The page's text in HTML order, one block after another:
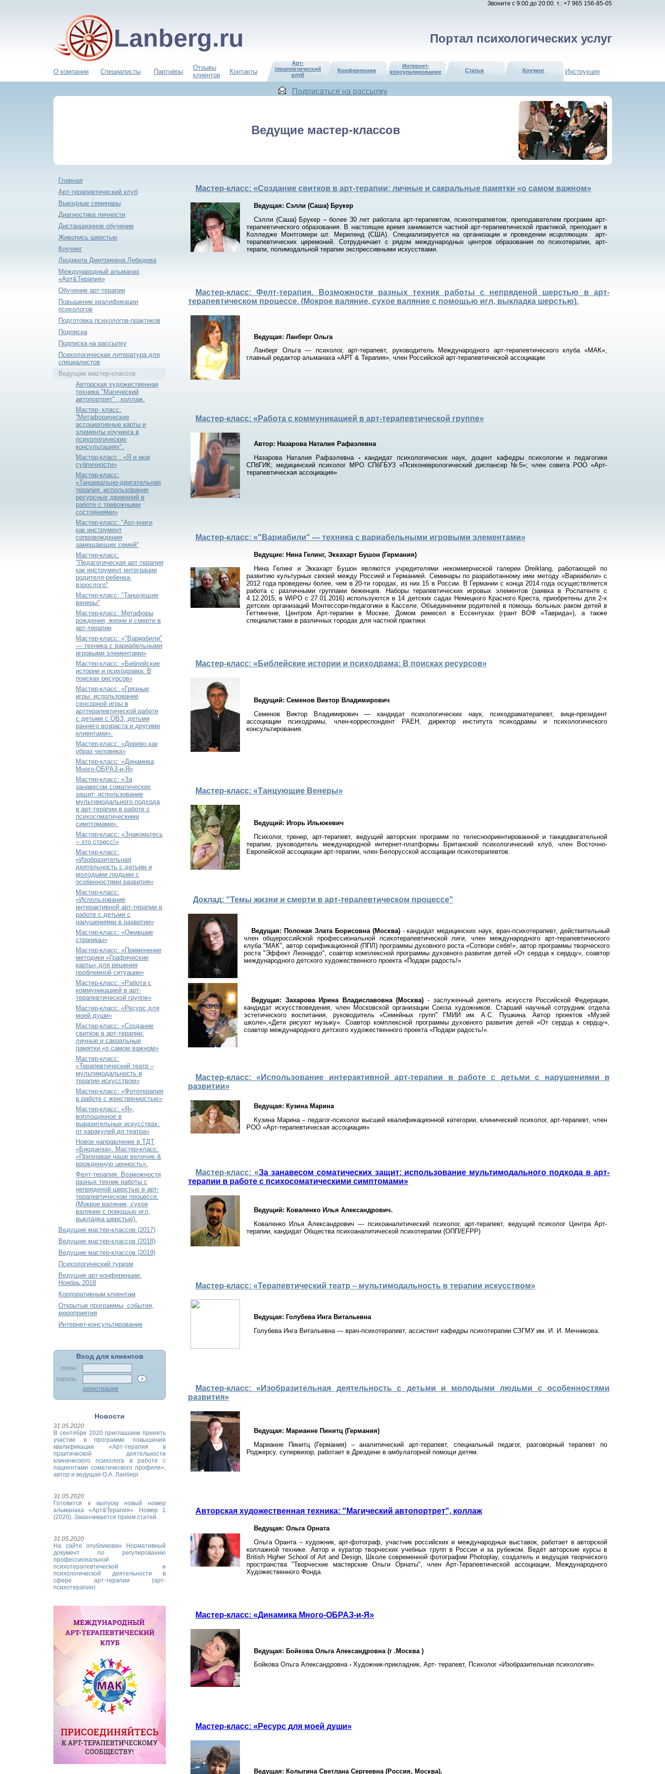
Звоните с 9:00 до 20:00. т.: +7 965 156-85-05
Lanberg.ru Портал психологических услуг
О компании Специалисты Партнёры
Отзывы
клиентов
Контакты
Арт-
терапевтический
клуб
Конференции
Интернет-
консультирование
Cтатьи Коучинг Инструкция
Подписаться на рассылку
Ведущие мастер-классов
Главная
Арт-терапевтический клуб
Выездные семинары
Диагностика личности
Дистанционное обучение
Живопись шерстью
Коучинг
Людмила Дмитриевна Лебедева
Международный альманах
«Арт&Терапия»
Обучение арт-терапии
Повышение квалификации
психологов
Подготовка психологов-практиков
Подписка
Подписка на рассылку
Психологическая литература для
специалистов
Ведущие мастер-классов
Авторская художественная
техника "Магический
автопортрет" , коллаж.
Мастер- класс:
“Метафорические
ассоциативные карты и
элементы коучинга в
психологических
консультациях".
Мастер-класс : «Я и мои
субличности»
Мастер-класс:
«Танцевально-двигательная
терапия: использование
ресурсных движений в
работе с тревожными
состояниями»
Мастер-класс: "Арт-книги
как инструмент
сопровождения
замещающих семей"
Мастер-класс:
"Педагогическая арт-терапия
как инструмент интеграции
родителя-ребенка-
взрослого"
Мастер-класс: "Танцующие
венеры"
Мастер-класс: Метафоры
рождения, жизни и смерти в
арт-терапии
Мастер-класс: «"Вариабили"
— техника с вариабельными
игровыми элементами»
Мастер-класс: «Библейские
истории и психодрама: В
поисках ресурсов»
Мастер-класс: «Грязные
игры: использование
сенсорной игры в
арттерапевтической работе
с детьми с ОВЗ, детьми
раннего возраста и другими
клиентами».
Мастер-класс: «Дерево как
образ человека»
Мастер-класс: «Динамика
Много-ОБРАЗ-и-Я»
Мастер-класс: «За
занавесом соматических
защит: использование
мультимодального подхода
в арт-терапии в работе с
психосоматическими
симптомами».
Мастер-класс: «Знакомьтесь
– это стресс!»
Мастер-класс:
«Изобразительная
деятельность с детьми и
молодыми людьми с
особенностями развития»
Мастер-класс:
«Использование
интерактивной арт-терапии в
работе с детьми с
нарушениями в развитии»
Мастер-класс: «Ожившие
страницы»
Мастер-класс: «Применение
методики «Графические
карты» для решения
проблемной ситуации»
Мастер-класс: «Работа с
коммуникацией в арт-
терапевтической группе»
Мастер-класс: «Ресурс для
моей души»
Мастер-класс: «Создание
свитков в арт-терапии:
личные и сакральные
памятки «о самом важном»
Мастер-класс:
«Терапевтический театр –
мультимодальность в
терапии искусством»
Мастер-класс: «Фототерапия
в работе с женственностью»
Мастер-класс: «Я»,
воплощенное в
выразительных искусствах:
от каракулей до театра»
Новое направление в ТДТ
«Биоданза». Мастер-класс:
«Признавая наше величие &
врожденную ценность».
Фелт-терапия. Возможности
разных техник работы с
непряденой шерстью в арт-
терапевтическом процессе.
(Мокрое валяние, сухое
валяние с помощью игл,
выкладка шерстью).
Ведущие мастер-классов (2017)
Ведущие мастер-классов (2018)
Ведущие мастер-классов (2019)
Психологический туризм
Ведущие арт-конференции.
Ноябрь 2018
Корпоративным клиентам
Открытые программы, события,
мероприятия
Интернет-консультирование
Вход для клиентов
логин:
пароль:
регистрация
Новости
31.05.2020
В сентябре 2020 приглашаем принять
участие в программе повышения
квалификации «Арт-терапия в
практической деятельности
клинического психолога в работе с
пациентами соматического профиля»,
автор и ведущая О.А. Ланберг
31.05.2020
Готовится к выпуску новый номер
альманаха «Арт&Терапия». Номер 1
(2020). Заканчивается прием статей.
31.05.2020
На сайте опубликован Нормативный
документ по регулированию
профессиональной
психотерапевтической и
психологической деятельности в
сфере арт-терапии (арт-
психотерапии)
Мастер-класс: «Создание свитков в арт-терапии: личные и сакральные памятки «о самом важном»
Ведущая: Сэлли (Саша) Брукер
Сэлли (Саша) Брукер – более 30 лет работала арт-терапевтом, психотерапевтом, преподавателем программ арт-
терапевтического образования. В настоящее время занимается частной арт-терапевтической практикой, преподает в
Колледже Монтгомери шт. Мериленд (США). Специализируется на организации и проведении исцеляющих арт-
терапевтических церемоний. Сотрудничает с рядом международных центров образования по психотерапии, арт-
терапи, полимодальной терапии экспрессивными искусствами.
Мастер-класс: Фелт-терапия. Возможности разных техник работы с непряденой шерстью в арт-
терапевтическом процессе. (Мокрое валяние, сухое валяние с помощью игл, выкладка шерстью).
Ведущая: Ланберг Ольга
Ланберг Ольга — психолог, арт-терапевт, руководитель Международного арт-терапевтического клуба «МАК»,
главный редактор альманаха «АРТ & Терапия», член Российской арт-терапевтической ассоциации
Мастер-класс: «Работа с коммуникацией в арт-терапевтической группе»
Автор: Назарова Наталия Рафаэлевна
Назарова Наталия Рафаэлевна- кандидат психологических наук, доцент кафедры психологии и педагогики
СПбГИК; медицинский психолог МРО СПбГБУЗ «Психоневрологический диспансер №5»; член совета РОО «Арт-
терапевтическая ассоциация»
Мастер-класс: «"Вариабили" — техника с вариабельными игровыми элементами»
Ведущие: Нина Гелинг, Эккахарт Бушон (Германия)
Нина Гелинг и Эккахарт Бушон являются учредителями некоммерческой галереи Dreiklang, работающей по
развитию культурных связей между Россией и Германией. Семинары по разработанному ими методу «Вариабели» с
2012 года проведены более, чем в 20-ти городах, из них 15 в России. В Германии с конца 2014 года осуществляется
работа с различными группами беженцев. Наборы терапевтических игровых элементов (заявка в Роспатенте с
4.12.2015, в WIPO с 27.01.2016) используются в 14 детских садах Немецкого Красного Креста, приобретены для 2-х
детских организаций Монтессори-педагогики в Касселе, Объединением родителей в помощь больных раком детей в
Геттингене, Центром Арт-терапии в Москве, Домом ремесел в Ессентуках (грант ВОФ «Таврида»), а также
специалистами в различных городах для частной практики.
Мастер-класс: «Библейские истории и психодрама: В поисках ресурсов»
Ведущий: Семенов Виктор Владимирович
Семенов Виктор Владимирович — кандидат психологических наук, психодраматерапевт, вице-президент
ассоциации психодрамы, член-корреспондент РАЕН, директор института психодрамы и психологического
консультирования.
Мастер-класс: «Танцующие Венеры»
Ведущий: Игорь Ильюкевич
Психолог, тренер, арт-терапевт, ведущий авторских программ по телесноориентированной и танцедвигательной
терапии, руководитель международной интернет-платформы Британский психологический клуб, член Восточно-
Европейской ассоциации арт-терапии, член Белорусской ассоциации психотерапевтов.
Доклад: "Темы жизни и смерти в арт-терапевтическом процессе"
Ведущая: Положая Злата Борисовна (Москва)- кандидат медицинских наук, врач-психотерапевт, действительный
член общероссийской профессиональной психотерапевтической лиги, член международного арт-терапевтического
клуба "МАК", автор серификационной (ППЛ) программы духовного роста «Сотвори себя!», автор программы творческого
роста "Эффект Леонардо", соавтор комплексной программы духовного развития детей «От сердца к сердцу», соавтор
международного детского художественного проекта «Подари радость!»
Ведущая: Захарова Ирина Владиславовна (Москва) - заслуженный деятель искусств Российской Федерации,
кандидат искусствоведения, член Московской организации Союза художников. Старший научный сотрудник отдела
эстетического воспитания, руководитель «Семейных групп" ГМИИ им. А.С. Пушкина. Автор проектов «Музей
школе»,«Дети рисуют музыку». Соавтор комплексной программы духовного развития детей «От сердца к сердцу»,
соавтор международного детского художественного проекта «Подари радость!».
Мастер-класс: «Использование интерактивной арт-терапии в работе с детьми с нарушениями в
развитии»
Ведущая: Кузина Марина
Кузина Марина – педагог-психолог высшей квалификационной категории, клинический психолог, арт-терапевт, член
РОО «Арт-терапевтическая ассоциация»
Мастер-класс: «За занавесом соматических защит: использование мультимодального подхода в арт-
терапии в работе с психосоматическими симптомами»
Ведущий: Коваленко Илья Александрович.
Коваленко Илья Александрович — психоаналитический психолог, арт-терапевт, ведущий психолог Центра Арт-
терапии, кандидат Общества психоаналитической психотерапии (ОПП/EFPP)
Мастер-класс: «Терапевтический театр – мультимодальность в терапии искусством»
Ведущая: Голубева Инга Витальевна
Голубева Инга Витальевна — врач-психотерапевт, ассистент кафедры психотерапии СЗГМУ им. И. И. Мечникова.
Мастер-класс: «Изобразительная деятельность с детьми и молодыми людьми с особенностями
развития»
Ведущая: Марианне Пинитц (Германия)
Марианне Пинитц (Германия) – аналитический арт-терапевт, специальный педагог, разговорный терапевт по
Роджерсу, супервизор, работает в Дрездене в амбулаторной помощи детям.
Авторская художественная техника: "Магический автопортрет", коллаж
Ведущая: Ольга Орната
Ольга Оранта – художник, арт-фотограф, участник российских и международных выставок, работает в авторской
коллажной технике. Автор и куратор творческих учебных групп в России и за рубежом. Ведёт авторские курсы в
British Higher School of Art and Design, Школе современной фотографии Photoplay, создатель и ведущая творческого
пространства "Творческие мастерские Ольги Орнаты", член Арт-Терапевтической ассоциации, Международного
Художественного Фонда.
Мастер-класс: «Динамика Много-ОБРАЗ-и-Я»
Ведущая: Бойкова Ольга Александровна (г .Москва )
Бойкова Ольга Александровна- Художник-прикладник, Арт- терапевт, Психолог «Изобразительная психология».
Мастер-класс: «Ресурс для моей души»
Ведущая: Колыгина Светлана Сергеевна (Россия, Москва).